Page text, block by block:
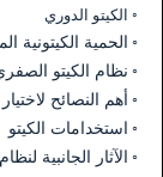
الكيتو الدوري
الحمية الكيتونية
نظام الكيتو
أهم النصائح
استخدامات الكيتو
الآثار الجانبية